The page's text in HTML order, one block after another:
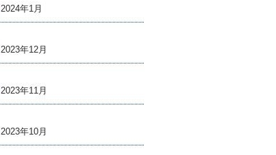
2024年1月
2023年12月
2023年11月
2023年10月